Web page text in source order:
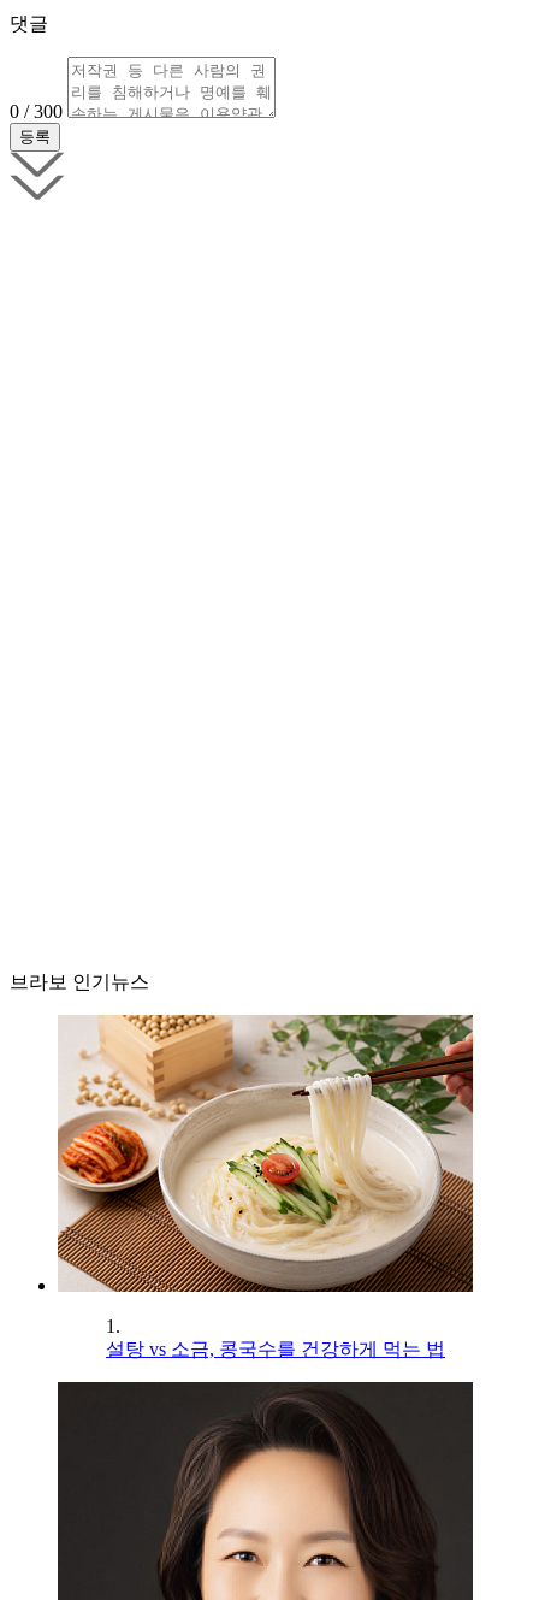
댓글
0 / 300
브라보 인기뉴스
1.
설탕 vs 소금, 콩국수를 건강하게 먹는 법